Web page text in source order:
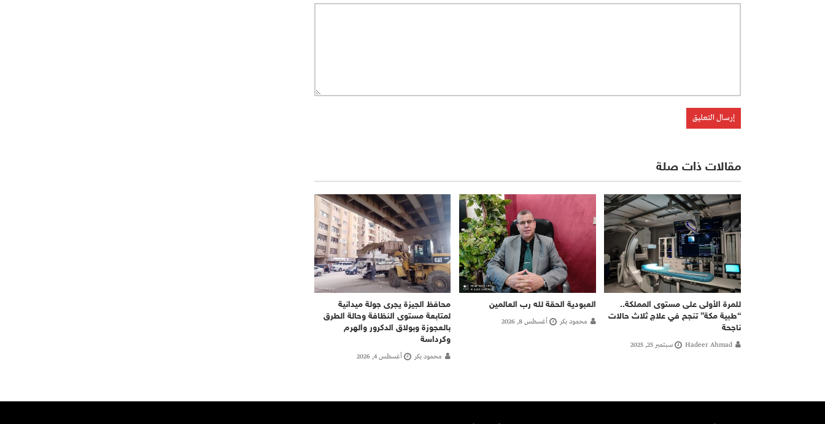
مقالات ذات صلة
للمرة الأولى على مستوى المملكة..
“طبية مكة” تنجح في علاج ثلاث حالات
ناجحة
Hadeer Ahmad سبتمبر 25, 2025
العبودية الحقة لله رب العالمين
محمود بكر أغسطس 8, 2026
محافظ الجيزة يجرى جولة ميدانية
لمتابعة مستوى النظافة وحالة الطرق
بالعجوزة وبولاق الدكرور والهرم
وكرداسة
محمود بكر أغسطس 4, 2026